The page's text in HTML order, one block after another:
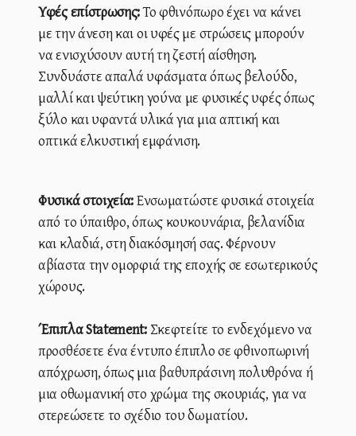
Υφές επίστρωσης:Το φθινόπωρο έχει να κάνει
με την άνεση και οι υφές με στρώσεις μπορούν
να ενισχύσουν αυτή τη ζεστή αίσθηση.
Συνδυάστε απαλά υφάσματα όπως βελούδο,
μαλλί και ψεύτικη γούνα με φυσικές υφές όπως
ξύλο και υφαντά υλικά για μια απτική και
οπτικά ελκυστική εμφάνιση.
Φυσικά στοιχεία:Ενσωματώστε φυσικά στοιχεία
από το ύπαιθρο, όπως κουκουνάρια, βελανίδια
και κλαδιά, στη διακόσμησή σας. Φέρνουν
αβίαστα την ομορφιά της εποχής σε εσωτερικούς
χώρους.
Έπιπλα Statement:Σκεφτείτε το ενδεχόμενο να
προσθέσετε ένα έντυπο έπιπλο σε φθινοπωρινή
απόχρωση, όπως μια βαθυπράσινη πολυθρόνα ή
μια οθωμανική στο χρώμα της σκουριάς, για να
στερεώσετε το σχέδιο του δωματίου.